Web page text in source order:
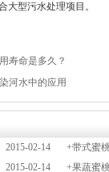
型污水处理项目。
命是多久？
河水中的应用
2015-02-14
+带式蜜
2015-02-14 +果蔬蜜